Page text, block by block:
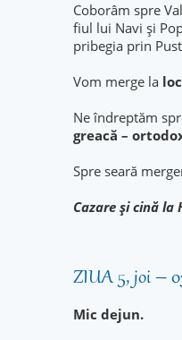
Coborâm spre
fiul lui Navi și
pribegia prin
Vom merge la
Ne îndreptăm
greacă –
Spre seară
Cazare şi cină
ZIUA 5, joi –
Mic dejun.